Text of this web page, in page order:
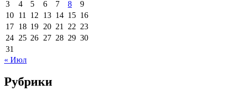
3
4 5 6 7 8
9
10 11 12 13 14 15 16
17 18 19 20 21 22 23
24 25 26 27 28 29 30
31
« Июл
Рубрики